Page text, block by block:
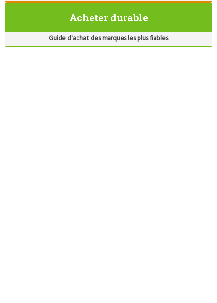
Acheter durable
Guide d'achat des marques les plus fiables